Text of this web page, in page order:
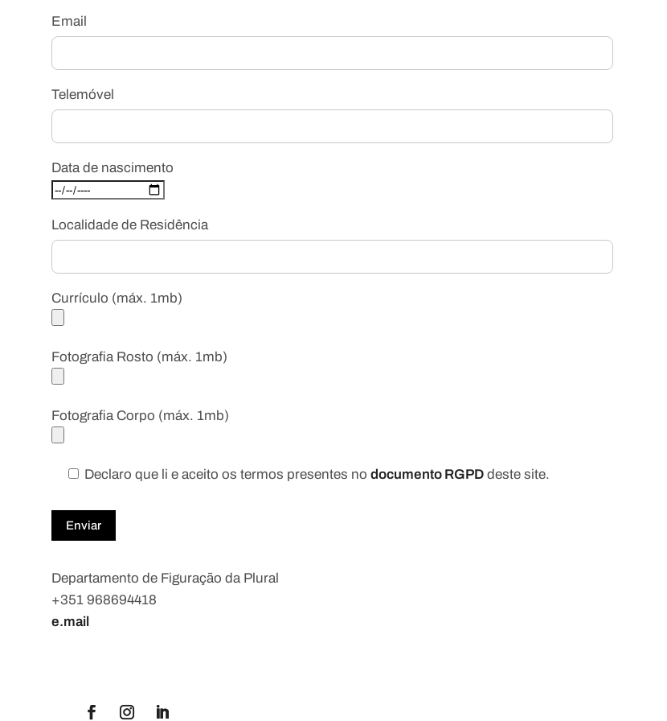
Email
Telemóvel
Data de nascimento
Localidade de Residência
Currículo (máx. 1mb)
Fotografia Rosto (máx. 1mb)
Fotografia Corpo (máx. 1mb)
Declaro que li e aceito os termos presentes no documento RGPDdeste site.
Departamento de Figuração da Plural
+351 968694418
e.mail